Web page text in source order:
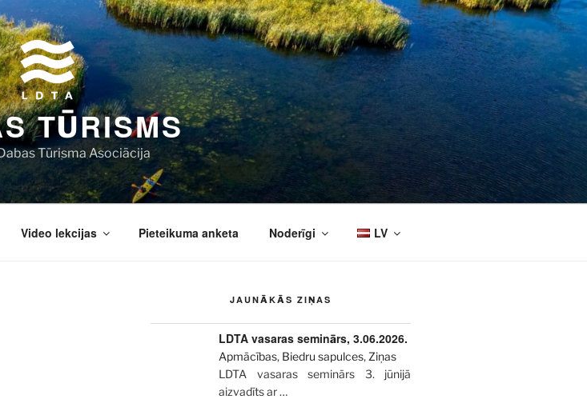
TŪRISMS
Tūrisma Asociācija
Video lekcijas Pieteikuma anketa Noderīgi LV
JAUNĀKĀS ZIŅAS
LDTA vasaras seminārs, 3.06.2026.
Apmācības, Biedru sapulces, Ziņas
LDTA vasaras seminārs 3. jūnijā
aizvadīts ar…